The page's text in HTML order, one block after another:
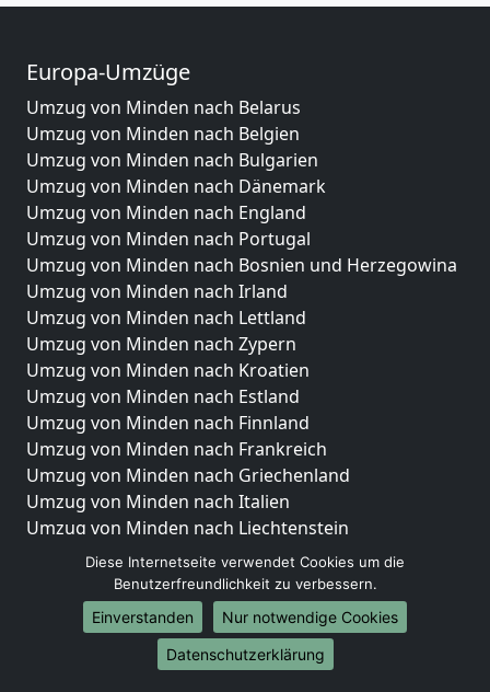
Europa-Umzüge
Umzug von Minden nach Belarus
Umzug von Minden nach Belgien
Umzug von Minden nach Bulgarien
Umzug von Minden nach Dänemark
Umzug von Minden nach England
Umzug von Minden nach Portugal
Umzug von Minden nach Bosnien und Herzegowina
Umzug von Minden nach Irland
Umzug von Minden nach Lettland
Umzug von Minden nach Zypern
Umzug von Minden nach Kroatien
Umzug von Minden nach Estland
Umzug von Minden nach Finnland
Umzug von Minden nach Frankreich
Umzug von Minden nach Griechenland
Umzug von Minden nach Italien
Umzug von Minden nach Liechtenstein
Umzug von Minden nach Luxemburg
Umzug von Minden nach Niederlande
Umzug von Minden nach Norwegen
Umzüge-Deutschlandweit
Diese Internetseite verwendet Cookies um die
Benutzerfreundlichkeit zu verbessern.
Einverstanden
Nur notwendige Cookies
Datenschutzerklärung